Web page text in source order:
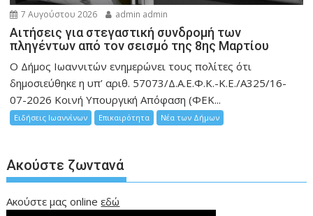
7 Αυγούστου 2026 admin admin
Αιτήσεις για στεγαστική συνδρομή των
πληγέντων από τον σεισμό της 8ης Μαρτίου
Ο Δήμος Ιωαννιτών ενημερώνει τους πολίτες ότι
δημοσιεύθηκε η υπ’ αριθ. 57073/Δ.Α.Ε.Φ.Κ.-Κ.Ε./Α325/16-
07-2026 Κοινή Υπουργική Απόφαση (ΦΕΚ...
Ειδήσεις Ιωαννίνων Επικαιρότητα Νέα των Δήμων
Ακούστε ζωντανά
Ακούστε μας onlineεδώ